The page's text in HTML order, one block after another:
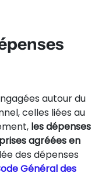
autour du
celles liées au
les dépenses
agréées en
des dépenses
Général des